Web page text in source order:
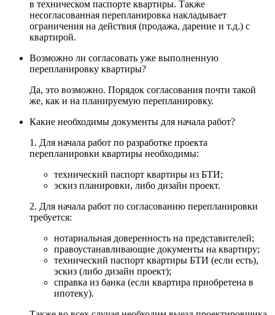
в техническом паспорте квартиры. Также
несогласованная перепланировка накладывает
ограничения на действия (продажа, дарение и т.д.) с
квартирой.
Возможно ли согласовать уже выполненную
перепланировку квартиры?
Да, это возможно. Порядок согласования почти такой
же, как и на планируемую перепланировку.
Какие необходимы документы для начала работ?
1. Для начала работ по разработке проекта
перепланировки квартиры необходимы:
технический паспорт квартиры из БТИ;
эскиз планировки, либо дизайн проект.
2. Для начала работ по согласованию перепланировки
требуется:
нотариальная доверенность на представителей;
правоустанавливающие документы на квартиру;
технический паспорт квартиры БТИ (если есть),
эскиз (либо дизайн проект);
справка из банка (если квартира приобретена в
ипотеку).